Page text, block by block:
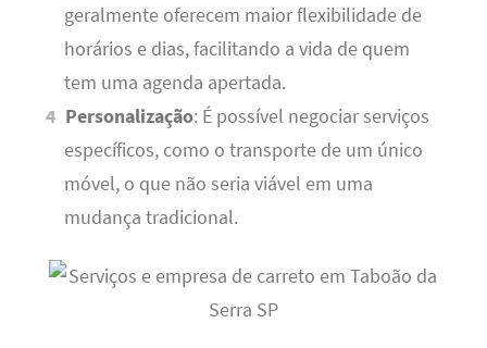
geralmente oferecem maior flexibilidade de
horários e dias, facilitando a vida de quem
tem uma agenda apertada.
Personalização: É possível negociar serviços
específicos, como o transporte de um único
móvel, o que não seria viável em uma
mudança tradicional.